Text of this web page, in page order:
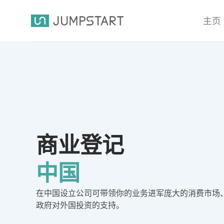
主页
商业登记
中国
在中国设立公司可带领你的业务进军庞大的消费市场
政府对外国投资的支持。